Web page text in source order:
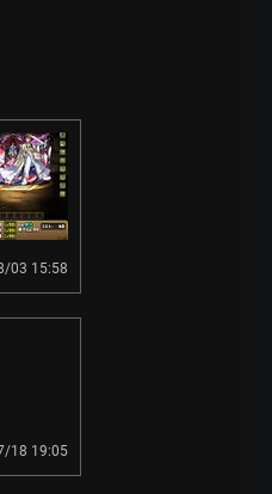
03 15:58
18 19:05